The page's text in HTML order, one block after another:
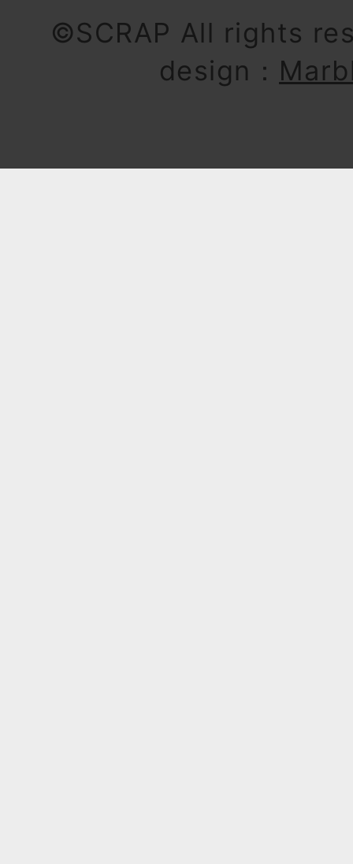
©SCRAP All rights
design：